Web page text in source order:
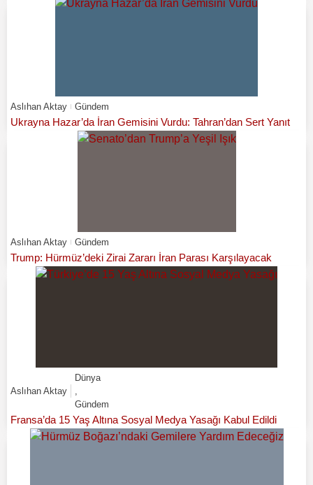
Aslıhan Aktay Gündem
Ukrayna Hazar’da İran Gemisini Vurdu: Tahran’dan Sert Yanıt
Aslıhan Aktay Gündem
Trump: Hürmüz’deki Zirai Zararı İran Parası Karşılayacak
Aslıhan Aktay
Dünya
,
Gündem
Fransa’da 15 Yaş Altına Sosyal Medya Yasağı Kabul Edildi